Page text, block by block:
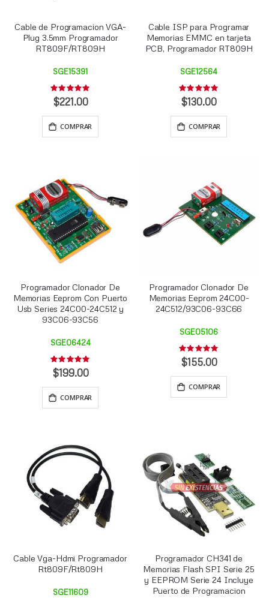
Cable de Programacion VGA-
Plug 3.5mm Programador
RT809F/RT809H
SGE15391
Rating:
0%
$221.00
COMPRAR
Cable ISP para Programar
Memorias EMMC en tarjeta
PCB, Programador RT809H
SGE12564
Rating:
0%
$130.00
COMPRAR
Programador Clonador De
Memorias Eeprom Con Puerto
Usb Series 24C00-24C512 y
93C06-93C56
SGE06424
Rating:
0%
$199.00
COMPRAR
Programador Clonador De
Memorias Eeprom 24C00-
24C512/93C06-93C66
SGE05106
Rating:
0%
$155.00
COMPRAR
Cable Vga-Hdmi Programador
Rt809F/Rt809H
SGE11609
Programador CH341 de
Memorias Flash SPI Serie 25
y EEPROM Serie 24 Incluye
Puerto de Programacion